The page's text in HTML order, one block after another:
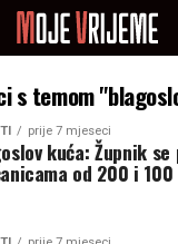
s temom
prije 7 mjeseci
kuća: Župnik se
od 200 i